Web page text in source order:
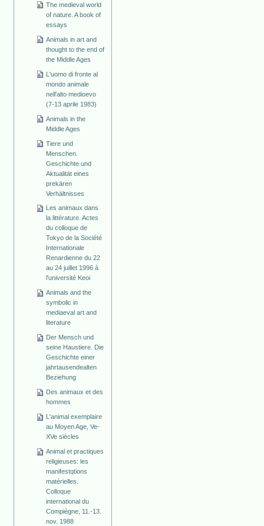
The medieval world
of nature. A book of
essays
Animals in art and
thought to the end of
the Middle Ages
L'uomo di fronte al
mondo animale
nell'alto medioevo
(7-13 aprile 1983)
Animals in the
Middle Ages
Tiere und
Menschen.
Geschichte und
Aktualität eines
prekären
Verhältnisses
Les animaux dans
la littérature. Actes
du colloque de
Tokyo de la Société
Internationale
Renardienne du 22
au 24 juillet 1996 à
l'université Keoi
Animals and the
symbolic in
mediaeval art and
literature
Der Mensch und
seine Haustiere. Die
Geschichte einer
jahrtausendealten
Beziehung
Des animaux et des
hommes
L'animal exemplaire
au Moyen Age, Ve-
XVe siècles
Animal et practiques
religieuses: les
manifestqtions
matérielles.
Colloque
international du
Compiègne, 11.-13.
nov. 1988